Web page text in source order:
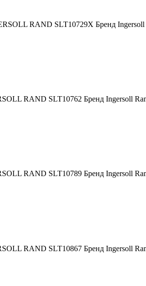
RAND SLT10729X Бренд
RAND SLT10762 Бренд Ingersoll
RAND SLT10789 Бренд Ingersoll
RAND SLT10867 Бренд Ingersoll